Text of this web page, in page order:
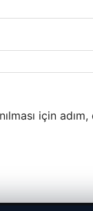
için